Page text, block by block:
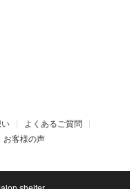
い
よくあるご質問
お客様の声